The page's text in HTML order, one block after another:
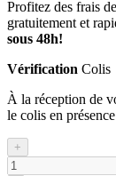
Profitez des frais
gratuitement et
sous 48h!
Vérification Colis
À la réception de
le colis en
+